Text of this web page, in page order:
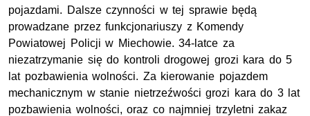
pojazdami. Dalsze czynności w tej sprawie będą
prowadzane przez funkcjonariuszy z Komendy
Powiatowej Policji w Miechowie. 34-latce za
niezatrzymanie się do kontroli drogowej grozi kara do 5
lat pozbawienia wolności. Za kierowanie pojazdem
mechanicznym w stanie nietrzeźwości grozi kara do 3 lat
pozbawienia wolności, oraz co najmniej trzyletni zakaz